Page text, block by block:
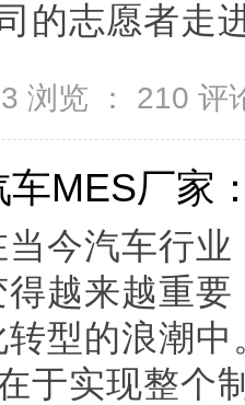
的志愿者走
浏览 ： 210 评
车MES厂家
当今汽车行
得越来越重
转型的浪潮
于实现整个